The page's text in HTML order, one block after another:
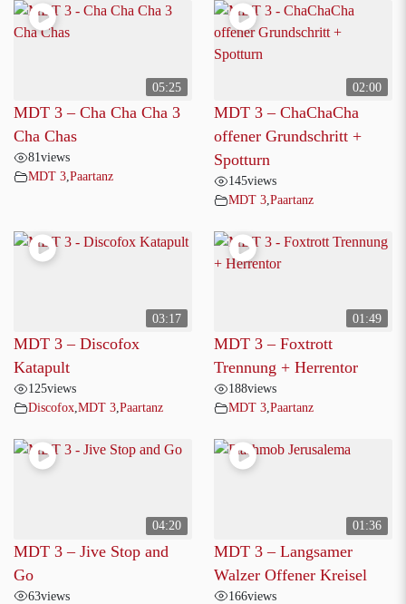
05:25
MDT 3 – Cha Cha Cha 3
Cha Chas
81views
MDT 3,Paartanz
02:00
MDT 3 – ChaChaCha
offener Grundschritt +
Spotturn
145views
MDT 3,Paartanz
03:17
MDT 3 – Discofox
Katapult
125views
Discofox MDT 3 Paartanz
01:49
MDT 3 – Foxtrott
Trennung + Herrentor
188views
MDT 3 Paartanz
04:20
MDT 3 – Jive Stop and
Go
63views
01:36
MDT 3 – Langsamer
Walzer Offener Kreisel
166views